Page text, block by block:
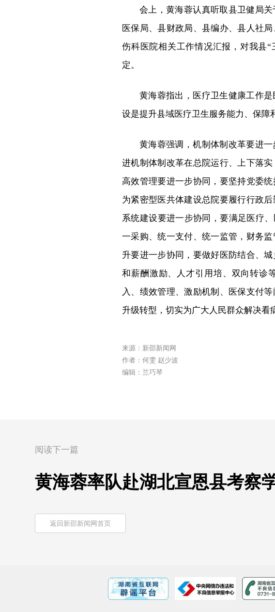
会上，黄海蓉认真听取县卫健局
医保局、县财政局、县编办、县人社
伤科医院相关工作情况汇报，对我县
定。
黄海蓉指出，医疗卫生健康工作
设是提升县域医疗卫生服务能力、保障
黄海蓉强调，机制体制改革要进
进机制体制改革在总院运行、上下落
高效管理要进一步协同，要坚持党委
为紧密型医共体建设总院要履行行政
系统建设要进一步协同，要满足医疗
一采购、统一支付、统一监管，财务
升要进一步协同，要做好医防结合、
和薪酬激励、人才引用培、双向转诊
入、绩效管理、激励机制、医保支付
升级转型，切实为广大人民群众解决看
来源：新邵新闻网
作者：何雯 赵少波
编辑：兰巧琴
阅读下一篇
黄海蓉率队赴湖北宣恩县考察
返回新邵新闻网首页